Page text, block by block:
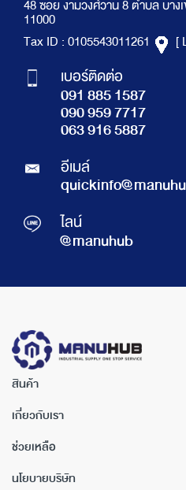
48 ซอย งามวงศ์วาน 8 ตำบล บาง
11000
Tax ID : 0105543011261
[
เบอร์ติดต่อ
091 885 1587
090 959 7717
063 916 5887
อีเมล์
ไลน์
@manuhub
สินค้า
เกี่ยวกับเรา
ช่วยเหลือ
นโยบายบริษัท